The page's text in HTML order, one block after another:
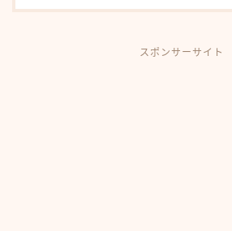
スポンサーサイト